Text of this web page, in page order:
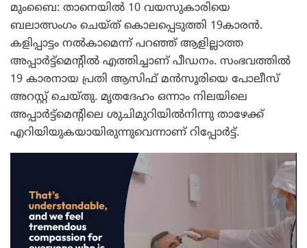
മുംബൈ: താനെയിൽ 10 വയസുകാരിയെ
ബലാത്സംഗം ചെയ്ത് കൊലപ്പെടുത്തി 19കാരൻ.
കളിപ്പാട്ടം നൽകാമെന്ന് പറഞ്ഞ് ആളില്ലാത്ത
അപ്പാർട്ട്‌മെന്റിൽ എത്തിച്ചാണ് പീഡനം. സംഭവത്തിൽ
19 കാരനായ പ്രതി ആസിഫ് മൻസൂരിയെ പോലീസ്
അറസ്റ്റ് ചെയ്തു. മൃതദേഹം ഒന്നാം നിലയിലെ
അപ്പാർട്ട്‌മെന്റിലെ ശുചിമുറിയിൽനിന്നു താഴേക്ക്
എറിയിയുകയായിരുന്നുവെന്നാണ് റിപ്പോർട്ട്.